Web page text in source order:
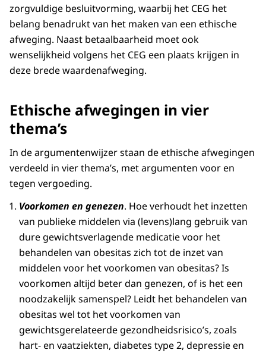
zorgvuldige besluitvorming, waarbij het CEG het
belang benadrukt van het maken van een ethische
afweging. Naast betaalbaarheid moet ook
wenselijkheid volgens het CEG een plaats krijgen in
deze brede waardenafweging.
Ethische afwegingen in vier
thema’s
In de argumentenwijzer staan de ethische afwegingen
verdeeld in vier thema’s, met argumenten voor en
tegen vergoeding.
Voorkomen en genezen. Hoe verhoudt het inzetten
van publieke middelen via (levens)lang gebruik van
dure gewichtsverlagende medicatie voor het
behandelen van obesitas zich tot de inzet van
middelen voor het voorkomen van obesitas? Is
voorkomen altijd beter dan genezen, of is het een
noodzakelijk samenspel? Leidt het behandelen van
obesitas wel tot het voorkomen van
gewichtsgerelateerde gezondheidsrisico’s, zoals
hart- en vaatziekten, diabetes type 2, depressie en